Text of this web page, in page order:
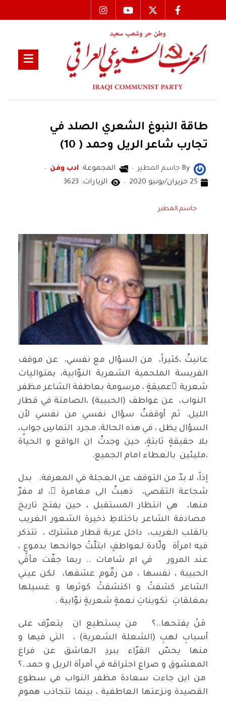
طاقة النبوغ الشعري الصلد في
تجارب شاعر الريل وحمد ( 10)
By جاسم المطير المجموعة: ادب وفن
25 حزيران/يونيو 2020
الزيارات: 3623
جاسم المطير
عانيتُ ،كثيراً، من السؤال مع نفسي، عن موقف
الفريسة الملحمية الشعرية النوّابية، بمتواليات
شعرية ٍعميقةٍ ، مرسومة بعاطفة الشاعر مظفر
النواب، عن عواطف (الحبيبة) ،الصامتة في قطار
الليل. ثم أوقفتُ سؤال نفسي من نفسي لأن
السؤال يظل ، في هذه الحالة، مجرد التماسِ جوابٍ،
بلا حقيقةٍ ثابتةٍ، حين وجدتُ ان الواقع و الحياة
،مليئين بالعطاء امام الجميع.
إذاً، لا بدّ من التوقف عن العجلة في المعرفة. بدل
شجاعة التقصي، ذهبتُ الى مغامرة ٍ، لا مفرّ
منها، هي انتظار المستقبل ، حين يفتح تاريخ
مصادفة الشاعر باختلاطِ ذخيرة الشعور الغريب
بالقلب الغريب، داخل عربة قطار مشترك ، تتذكر
فيه امرأة ولّادة لعواطفٍ ابتلّتْ جوانحها بدموعٍ ،
عند المرور في ام شامات .. ربما جفّت مآقي
الحبيبة ، نفسها ، من زقّوم عشقها، لكن عيني
الشاعر كشفتْ و اكتشفتْ كوثرها و غسيلها
بمغلقاتِ تكويناتِ نعمةٍ شعريةٍ نوّابية .
مَنْ يفتحها..؟ من يستطيع ان يتعرّف على
أسبابِ لهبِ (الشعلة الشعرية) ، التي فيها و
منها يحسّ القرّاء ببردِ العاشق عن فراغ
المعشوق و صراع احتراقه في أمرأة الريل و حمد..؟
من اين جاءت سعادة مظفر النواب في سطوع
القصيدة ونزعتها العاطفية ، بينما تتجاذب هموم